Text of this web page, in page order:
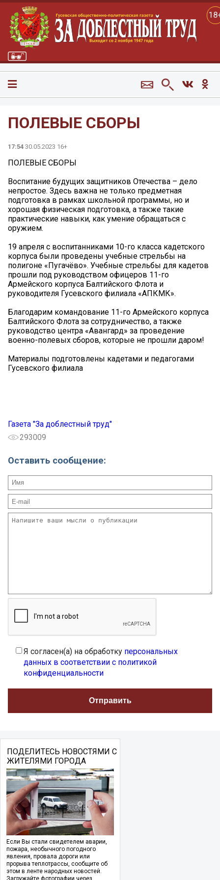
ПОЛЕВЫЕ СБОРЫ
17:54 30.05.2023 16+
ПОЛЕВЫЕ СБОРЫ
Воспитание будущих защитников Отечества – дело
непростое. Здесь важна не только предметная
подготовка в рамках школьной программы, но и
хорошая физическая подготовка, а также такие
практические навыки, как умение обращаться с
оружием.
19 апреля с воспитанниками 10-го класса кадетского
корпуса были проведены учебные стрельбы на
полигоне «Пугачёво». Учебные стрельбы для кадетов
прошли под руководством офицеров 11-го
Армейского корпуса Балтийского Флота и
руководителя Гусевского филиала «АПКМК».
Благодарим командование 11-го Армейского корпуса
Балтийского Флота за сотрудничество, а также
руководство центра «Авангард» за проведение
военно-полевых сборов, которые не прошли даром!
Материалы подготовлены кадетами и педагогами
Гусевского филиала
Газета "За доблестный труд"
293009
Оставить сообщение:
Я согласен(а) на обработку персональных
данных в соответствии с политикой
конфиденциальности
ПОДЕЛИТЕСЬ НОВОСТЯМИ С
ЖИТЕЛЯМИ ГОРОДА
Если Вы стали свидетелем аварии,
пожара, необычного погодного
явления, провала дороги или
прорыва теплотрассы, сообщите об
этом в ленте народных новостей.